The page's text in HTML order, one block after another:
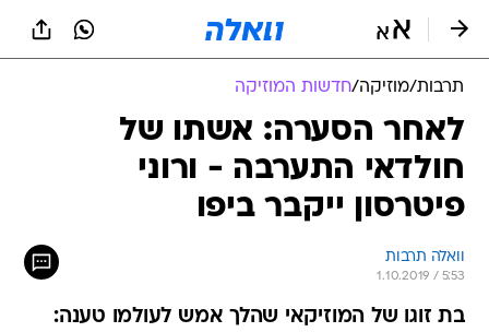
תרבות/מוזיקה/חדשות המוזיקה
לאחר הסערה: אשתו של
חולדאי התערבה - ורוני
פיטרסון ייקבר ביפו
וואלה תרבות
1.10.2019 / 5:53
בת זוגו של המוזיקאי שהלך אמש לעולמו טענה: